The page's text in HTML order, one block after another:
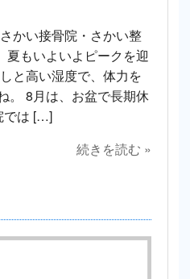
かい接骨院・さかい整
夏もいよいよピークを迎
と高い湿度で、体力を
。 8月は、お盆で長期休
では […]
続きを読む »